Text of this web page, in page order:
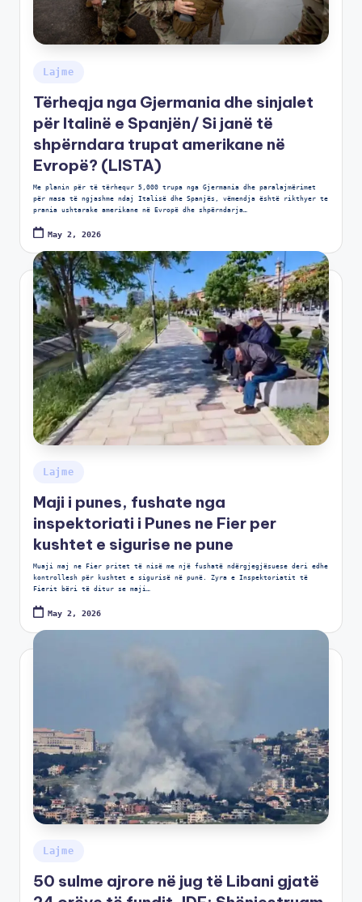
Lajme
Tërheqja nga Gjermania dhe sinjalet
për Italinë e Spanjën/ Si janë të
shpërndara trupat amerikane në
Evropë? (LISTA)
Me planin për të tërhequr 5,000 trupa nga Gjermania dhe paralajmërimet
për masa të ngjashme ndaj Italisë dhe Spanjës, vëmendja është rikthyer te
prania ushtarake amerikane në Evropë dhe shpërndarja…
May 2, 2026
Lajme
Maji i punes, fushate nga
inspektoriati i Punes ne Fier per
kushtet e sigurise ne pune
Muaji maj ne Fier pritet të nisë me një fushatë ndërgjegjësuese deri edhe
kontrollesh për kushtet e sigurisë në punë. Zyra e Inspektoriatit të
Fierit bëri të ditur se maji…
May 2, 2026
Lajme
50 sulme ajrore në jug të Libani gjatë